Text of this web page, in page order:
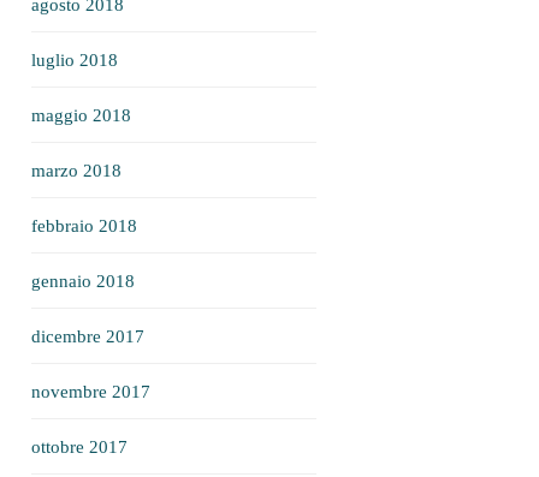
agosto 2018
luglio 2018
maggio 2018
marzo 2018
febbraio 2018
gennaio 2018
dicembre 2017
novembre 2017
ottobre 2017